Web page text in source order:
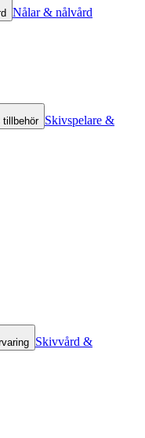
Nålar & nålvård
tillbehör Skivspelare &
Skivvård &